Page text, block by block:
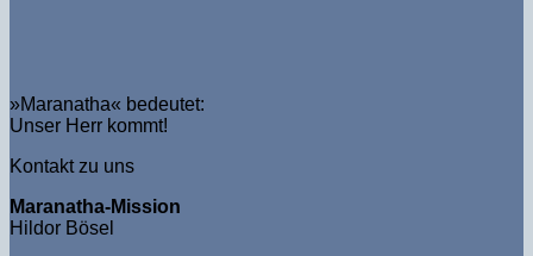
»Maranatha« bedeutet:
Unser Herr kommt!
Kontakt zu uns
Maranatha-Mission
Hildor Bösel